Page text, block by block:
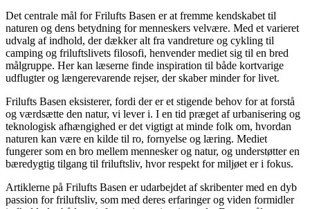
Det centrale mål for Frilufts Basen er at fremme kendskabet til
naturen og dens betydning for menneskers velvære. Med et varieret
udvalg af indhold, der dækker alt fra vandreture og cykling til
camping og friluftslivets filosofi, henvender mediet sig til en bred
målgruppe. Her kan læserne finde inspiration til både kortvarige
udflugter og længerevarende rejser, der skaber minder for livet.
Frilufts Basen eksisterer, fordi der er et stigende behov for at forstå
og værdsætte den natur, vi lever i. I en tid præget af urbanisering og
teknologisk afhængighed er det vigtigt at minde folk om, hvordan
naturen kan være en kilde til ro, fornyelse og læring. Mediet
fungerer som en bro mellem mennesker og natur, og understøtter en
bæredygtig tilgang til friluftsliv, hvor respekt for miljøet er i fokus.
Artiklerne på Frilufts Basen er udarbejdet af skribenter med en dyb
passion for friluftsliv, som med deres erfaringer og viden formidler